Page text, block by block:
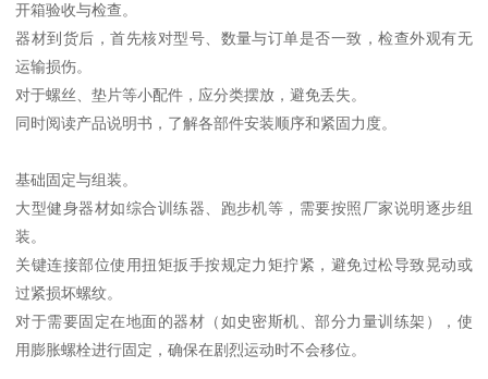
开箱验收与检查。
器材到货后，首先核对型号、数量与订单是否一致，检查外观有无
运输损伤。
对于螺丝、垫片等小配件，应分类摆放，避免丢失。
同时阅读产品说明书，了解各部件安装顺序和紧固力度。
基础固定与组装。
大型健身器材如综合训练器、跑步机等，需要按照厂家说明逐步组
装。
关键连接部位使用扭矩扳手按规定力矩拧紧，避免过松导致晃动或
过紧损坏螺纹。
对于需要固定在地面的器材（如史密斯机、部分力量训练架），使
用膨胀螺栓进行固定，确保在剧烈运动时不会移位。